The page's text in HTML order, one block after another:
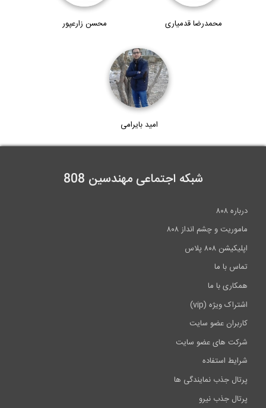
محمدرضا قدمیاری محسن زارعپور
امید بایرامی
شبکه اجتماعی مهندسین 808
درباره ۸۰۸
ماموریت و چشم انداز ۸۰۸
اپلیکیشن ۸۰۸ پلاس
تماس با ما
همکاری با ما
اشتراک ویژه (vip)
کاربران عضو سایت
شرکت های عضو سایت
شرایط استفاده
پرتال جذب نمایندگی ها
پرتال جذب نیرو